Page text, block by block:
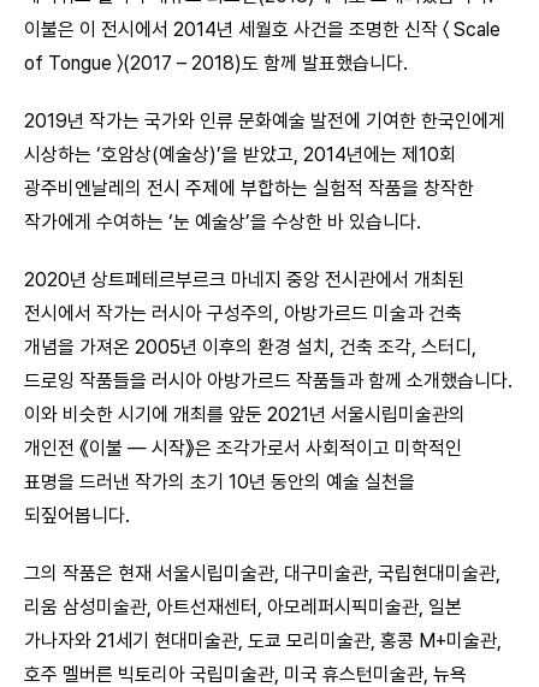
이불은 이 전시에서 2014년 세월호 사건을 조명한 신작 〈 Scale
of Tongue 〉(2017 – 2018)도 함께 발표했습니다.
2019년 작가는 국가와 인류 문화예술 발전에 기여한 한국인에게
시상하는 ‘호암상(예술상)’을 받았고, 2014년에는 제10회
광주비엔날레의 전시 주제에 부합하는 실험적 작품을 창작한
작가에게 수여하는 ‘눈 예술상’을 수상한 바 있습니다.
2020년 상트페테르부르크 마네지 중앙 전시관에서 개최된
전시에서 작가는 러시아 구성주의, 아방가르드 미술과 건축
개념을 가져온 2005년 이후의 환경 설치, 건축 조각, 스터디,
드로잉 작품들을 러시아 아방가르드 작품들과 함께 소개했습니다.
이와 비슷한 시기에 개최를 앞둔 2021년 서울시립미술관의
개인전 《이불 — 시작》은 조각가로서 사회적이고 미학적인
표명을 드러낸 작가의 초기 10년 동안의 예술 실천을
되짚어봅니다.
그의 작품은 현재 서울시립미술관, 대구미술관, 국립현대미술관,
리움 삼성미술관, 아트선재센터, 아모레퍼시픽미술관, 일본
가나자와 21세기 현대미술관, 도쿄 모리미술관, 홍콩 M+미술관,
호주 멜버른 빅토리아 국립미술관, 미국 휴스턴미술관, 뉴욕